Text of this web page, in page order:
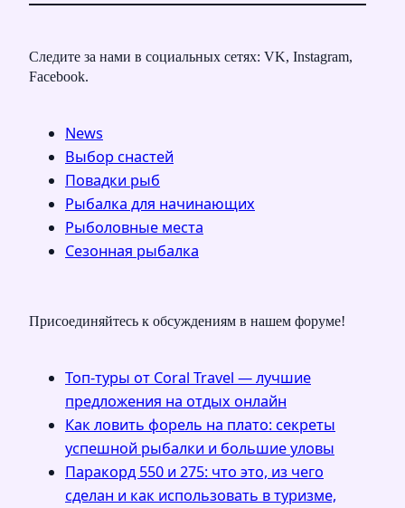
Следите за нами в социальных сетях: VK, Instagram,
Facebook.
News
Выбор снастей
Повадки рыб
Рыбалка для начинающих
Рыболовные места
Сезонная рыбалка
Присоединяйтесь к обсуждениям в нашем форуме!
Топ-туры от Coral Travel — лучшие
предложения на отдых онлайн
Как ловить форель на плато: секреты
успешной рыбалки и большие уловы
Паракорд 550 и 275: что это, из чего
сделан и как использовать в туризме,